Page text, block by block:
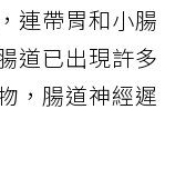
連帶胃和小腸
道已出現許多
，腸道神經遲